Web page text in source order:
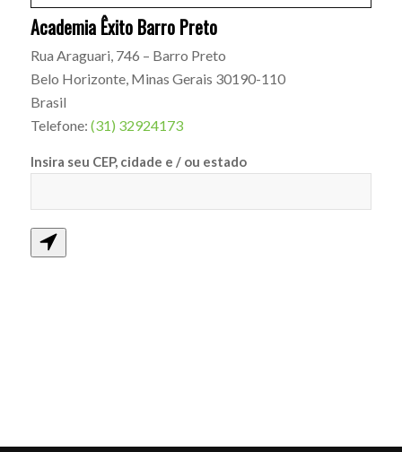
Academia Êxito Barro Preto
Rua Araguari, 746 – Barro Preto
Belo Horizonte, Minas Gerais 30190-110
Brasil
Telefone: (31) 32924173
Insira seu CEP, cidade e / ou estado